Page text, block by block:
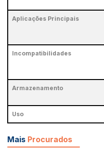
Aplicações Principais
Incompatibilidades
Armazenamento
Uso
Mais Procurados